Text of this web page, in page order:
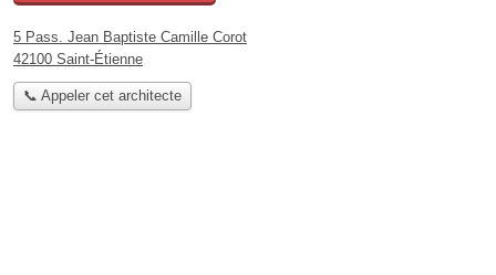
5 Pass. Jean Baptiste Camille Corot
42100 Saint-Étienne
📞 Appeler cet architecte